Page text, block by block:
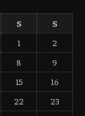
S
S
1
2
8
9
15
16
22
23